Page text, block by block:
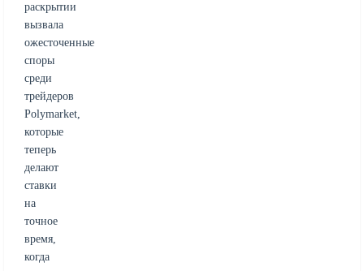
раскрытии
вызвала
ожесточенные
споры
среди
трейдеров
Polymarket,
которые
теперь
делают
ставки
на
точное
время,
когда